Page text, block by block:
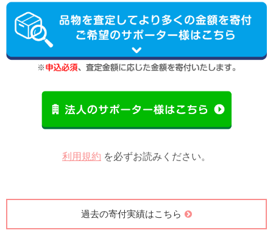
利用規約 を必ずお読みください。
過去の寄付実績はこちら